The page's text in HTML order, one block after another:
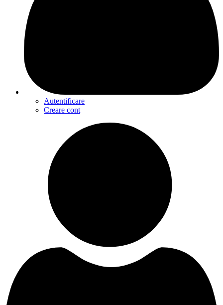
Autentificare
Creare cont